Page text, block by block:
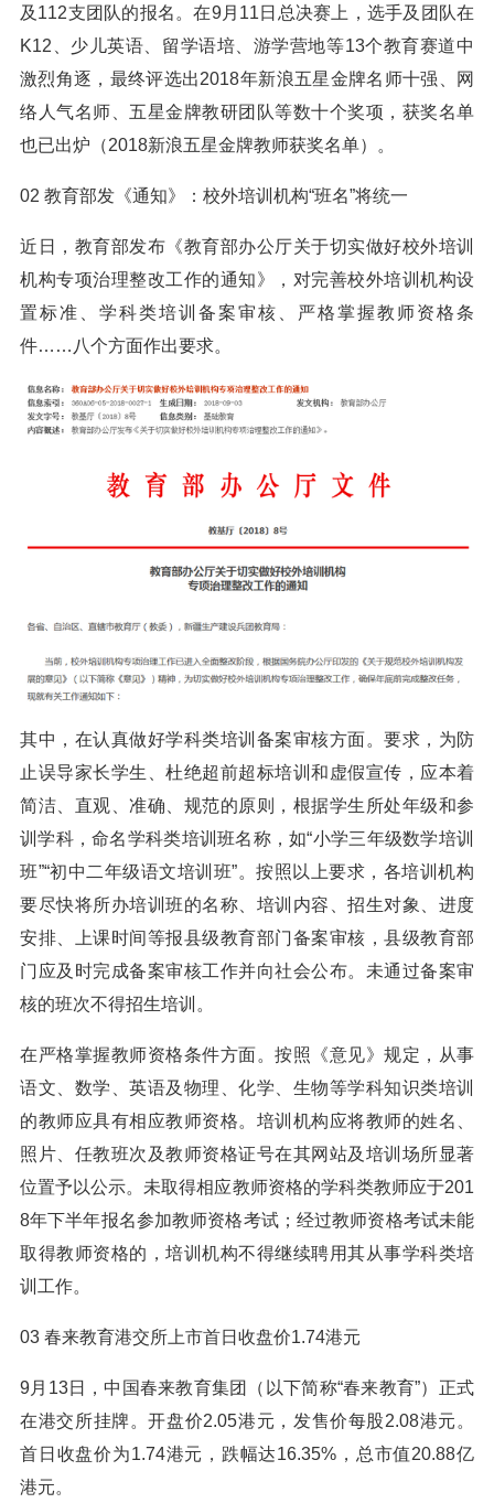
及112支团队的报名。在9月11日总决赛上，选手及团队在
K12、少儿英语、留学语培、游学营地等13个教育赛道中
激烈角逐，最终评选出2018年新浪五星金牌名师十强、网
络人气名师、五星金牌教研团队等数十个奖项，获奖名单
也已出炉（2018新浪五星金牌教师获奖名单）。
02 教育部发《通知》：校外培训机构“班名”将统一
近日，教育部发布《教育部办公厅关于切实做好校外培训
机构专项治理整改工作的通知》，对完善校外培训机构设
置标准、学科类培训备案审核、严格掌握教师资格条
件……八个方面作出要求。
其中，在认真做好学科类培训备案审核方面。要求，为防
止误导家长学生、杜绝超前超标培训和虚假宣传，应本着
简洁、直观、准确、规范的原则，根据学生所处年级和参
训学科，命名学科类培训班名称，如“小学三年级数学培训
班”“初中二年级语文培训班”。按照以上要求，各培训机构
要尽快将所办培训班的名称、培训内容、招生对象、进度
安排、上课时间等报县级教育部门备案审核，县级教育部
门应及时完成备案审核工作并向社会公布。未通过备案审
核的班次不得招生培训。
在严格掌握教师资格条件方面。按照《意见》规定，从事
语文、数学、英语及物理、化学、生物等学科知识类培训
的教师应具有相应教师资格。培训机构应将教师的姓名、
照片、任教班次及教师资格证号在其网站及培训场所显著
位置予以公示。未取得相应教师资格的学科类教师应于201
8年下半年报名参加教师资格考试；经过教师资格考试未能
取得教师资格的，培训机构不得继续聘用其从事学科类培
训工作。
03 春来教育港交所上市首日收盘价1.74港元
9月13日，中国春来教育集团（以下简称“春来教育”）正式
在港交所挂牌。开盘价2.05港元，发售价每股2.08港元。
首日收盘价为1.74港元，跌幅达16.35%，总市值20.88亿
港元。